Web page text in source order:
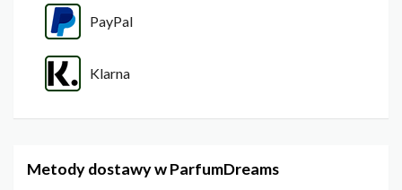
PayPal
Klarna
Metody dostawy w ParfumDreams